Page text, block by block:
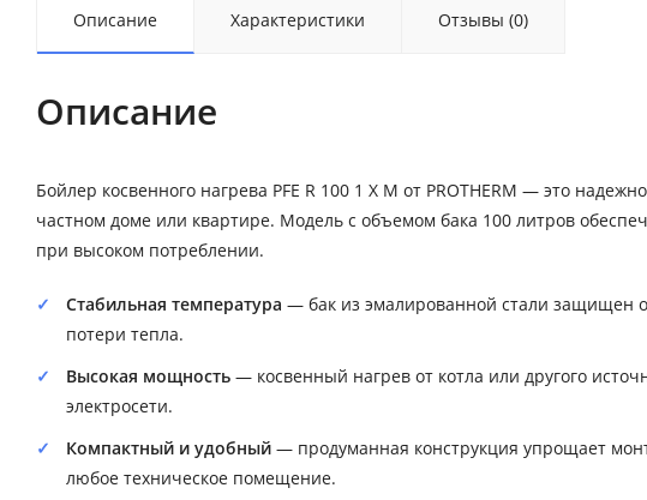
Описание Характеристики Отзывы (0)
Описание
Бойлер косвенного нагрева PFE R 100 1 X M от PROTHERM — это
частном доме или квартире. Модель с объемом бака 100 литров
при высоком потреблении.
Стабильная температура — бак из эмалированной стали защищен
потери тепла.
Высокая мощность — косвенный нагрев от котла или другого
электросети.
Компактный и удобный — продуманная конструкция упрощает
любое техническое помещение.